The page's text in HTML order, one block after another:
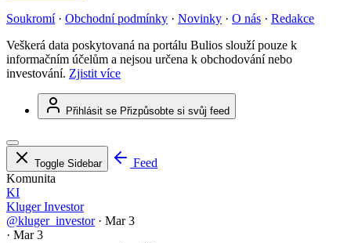
Soukromí · Obchodní podmínky · Novinky · O nás · Redakce
Veškerá data poskytovaná na portálu Bulios slouží pouze k
informačním účelům a nejsou určena k obchodování nebo
investování. Zjistit více
Přihlásit se Přizpůsobte si svůj feed
Toggle Sidebar
Feed
Komunita
KI
Kluger Investor
@kluger_investor · Mar 3
· Mar 3